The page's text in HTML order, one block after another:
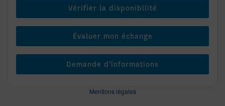
Vérifier la disponibilité
Évaluer mon échange
Demande d'informations
Mentions légales